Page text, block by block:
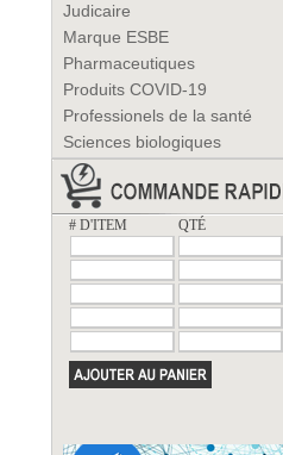
Judicaire
Marque ESBE
Pharmaceutiques
Produits COVID-19
Professionels de la santé
Sciences biologiques
# D'ITEM QTÉ